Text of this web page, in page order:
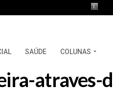
SAÚDE COLUNAS
atraves-